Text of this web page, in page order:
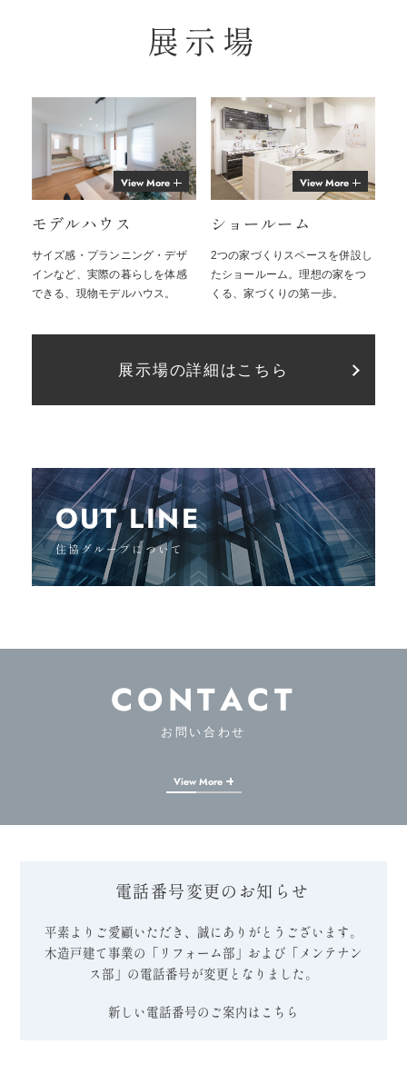
展示場
View More
モデルハウス
サイズ感・プランニング・デザ
インなど、実際の暮らしを体感
できる、現物モデルハウス。
View More
ショールーム
2つの家づくりスペースを併設し
たショールーム。理想の家をつ
くる、家づくりの第一歩。
展示場の詳細はこちら
OUT LINE
住協グループについて
CONTACT
お問い合わせ
View More
電話番号変更のお知らせ
平素よりご愛顧いただき、誠にありがとうございます。
木造戸建て事業の「リフォーム部」および「メンテナン
ス部」の電話番号が変更となりました。
新しい電話番号のご案内はこちら